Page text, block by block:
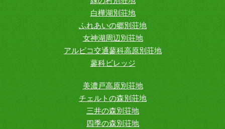
白樺湖別荘地
ふれあいの郷別荘地
女神湖周辺別荘地
アルピコ交通蓼科高原別荘地
蓼科ビレッジ
美濃戸高原別荘地
チェルトの森別荘地
三井の森別荘地
四季の森別荘地